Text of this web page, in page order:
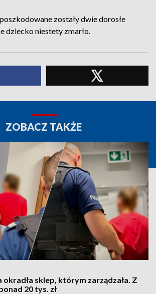
zostały dwie dorosłe
dziecko niestety zmarło.
ZOBACZ TAKŻE
okradła sklep, którym zarządzała. Z
20 tys. zł